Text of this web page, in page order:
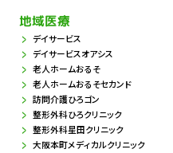
地域医療
デイサービス
デイサービスオアシス
老人ホームおるそ
老人ホームおるそセカンド
訪問介護ひろゴン
整形外科ひろクリニック
整形外科星田クリニック
大阪本町メディカルクリニック